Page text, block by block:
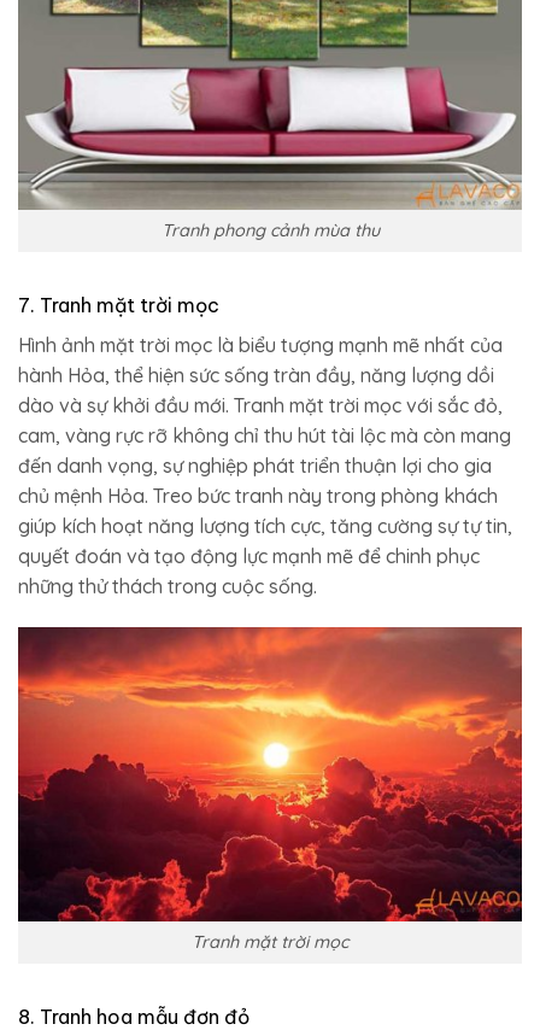
Tranh phong cảnh mùa thu
7. Tranh mặt trời mọc
Hình ảnh mặt trời mọc là biểu tượng mạnh mẽ nhất của
hành Hỏa, thể hiện sức sống tràn đầy, năng lượng dồi
dào và sự khởi đầu mới. Tranh mặt trời mọc với sắc đỏ,
cam, vàng rực rỡ không chỉ thu hút tài lộc mà còn mang
đến danh vọng, sự nghiệp phát triển thuận lợi cho gia
chủ mệnh Hỏa. Treo bức tranh này trong phòng khách
giúp kích hoạt năng lượng tích cực, tăng cường sự tự tin,
quyết đoán và tạo động lực mạnh mẽ để chinh phục
những thử thách trong cuộc sống.
Tranh mặt trời mọc
8. Tranh hoa mẫu đơn đỏ